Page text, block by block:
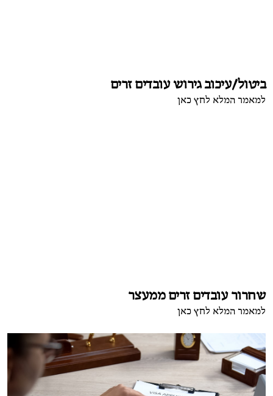
ביטול/עיכוב גירוש עובדים זרים
למאמר המלא לחץ כאן
שחרור עובדים זרים ממעצר
למאמר המלא לחץ כאן